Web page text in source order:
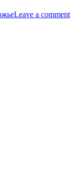
Leave a comment